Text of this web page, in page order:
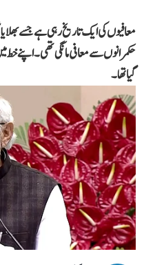
معافیوں کی ایک تاریخ رہی ہے جسے
حکمرانوں سے معافی مانگی تھی۔ اپنے خط
گیا تھا۔